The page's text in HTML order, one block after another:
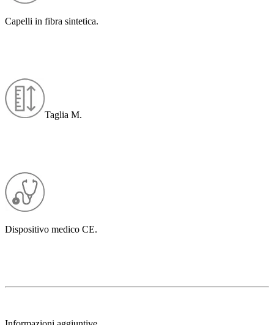
Capelli in fibra sintetica.
Taglia M.
Dispositivo medico CE.